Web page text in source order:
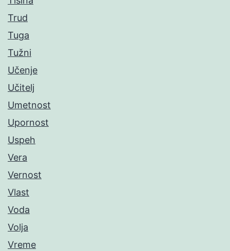
Trud
Tuga
Tužni
Učenje
Učitelj
Umetnost
Upornost
Uspeh
Vera
Vernost
Vlast
Voda
Volja
Vreme